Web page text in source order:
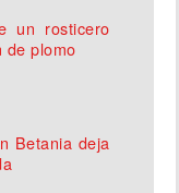
un rosticero
de plomo
Betania deja